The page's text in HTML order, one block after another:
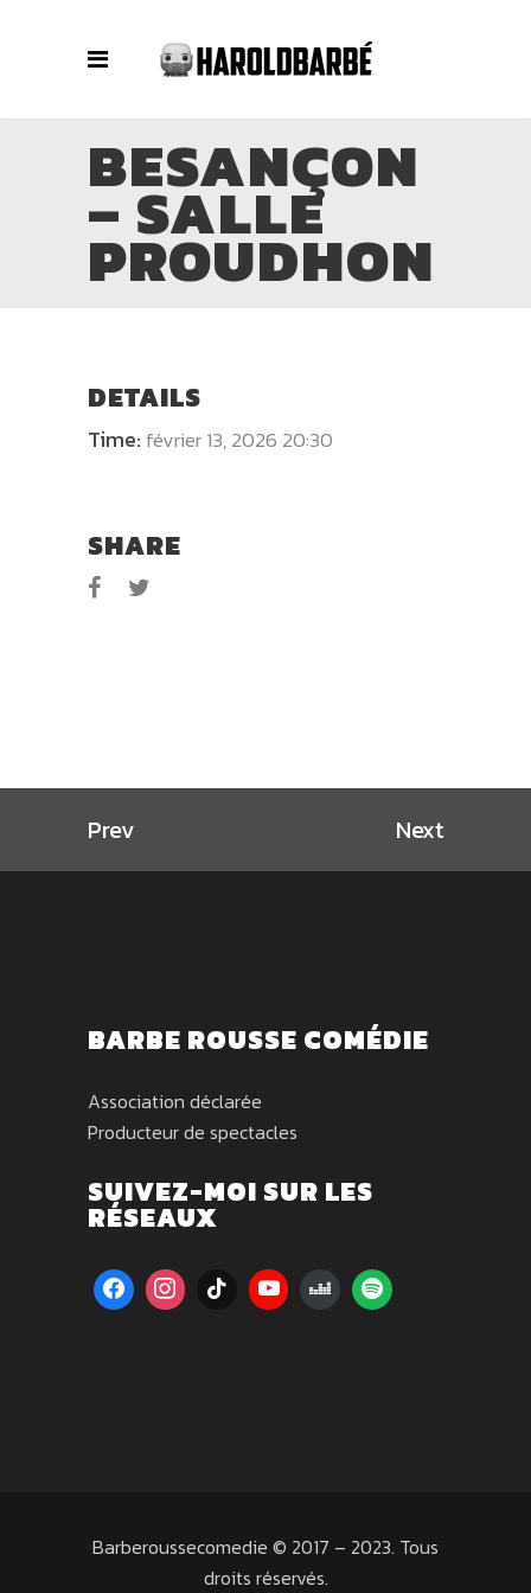
BESANÇON
– SALLE
PROUDHON
DETAILS
Time: février 13, 2026 20:30
SHARE
Prev Next
BARBE ROUSSE COMÉDIE
Association déclarée
Producteur de spectacles
SUIVEZ-MOI SUR LES
RÉSEAUX
Barberoussecomedie © 2017 – 2023. Tous
droits réservés.